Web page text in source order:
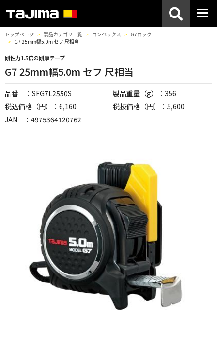
トップページ 製品カテゴリ一覧 コンベックス
G7ロック
G7 25mm幅5.0m セフ 尺相当
剛性力1.5倍の剛厚テープ
G7 25mm幅5.0m セフ 尺相当
品番 ：SFG7L2550S
製品重量（g）：356
税込価格（円）：6,160
税抜価格（円）：5,600
JAN ：4975364120762